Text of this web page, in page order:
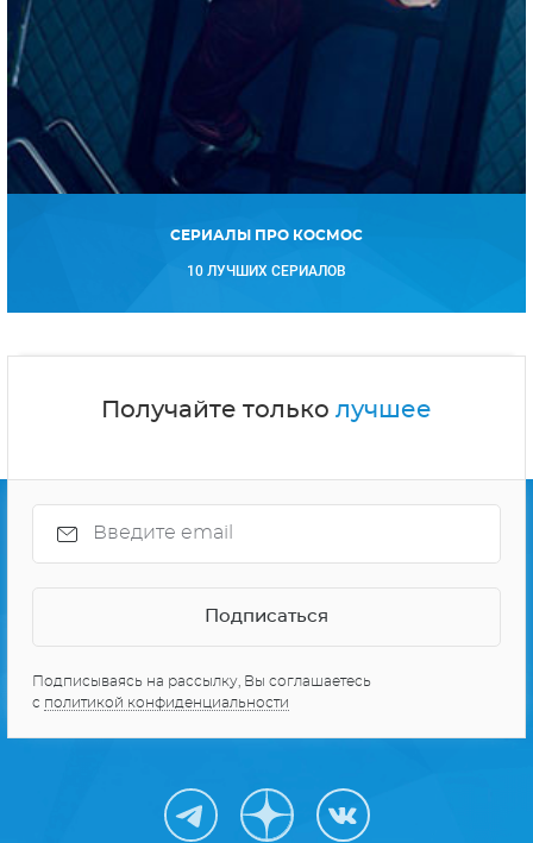
СЕРИАЛЫ ПРО КОСМОС
10 ЛУЧШИХ СЕРИАЛОВ
Получайте только лучшее
Подписываясь на рассылку, Вы соглашаетесь
с политикой конфиденциальности